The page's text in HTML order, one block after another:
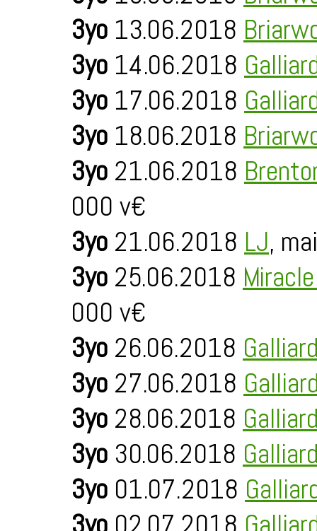
3yo 13.06.2018
3yo 14.06.2018
3yo 17.06.2018
3yo 18.06.2018
3yo 21.06.2018
000 v€
3yo 21.06.2018 LJ,
3yo 25.06.2018
000 v€
3yo 26.06.2018
3yo 27.06.2018
3yo 28.06.2018
3yo 30.06.2018
3yo 01.07.2018